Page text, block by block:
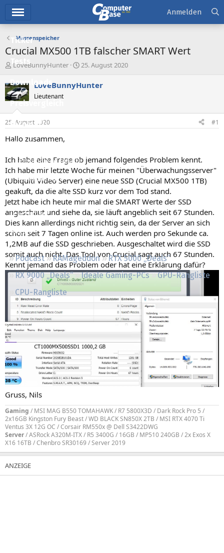
Ticker
Tests
Downloads
Preisvergleich
Forum
Aktuelles
Empfohlene Inhalte
Neue Beiträge
Neueste Aktivitäten
Leserartikel
Regeln
Podcast RAMageddon
RTX 5000 „Deals“
RX 9000 „Deals“
Ideale Gaming-PCs
GPU-Rangliste
CPU-Rangliste
Anmelden
Massenspeicher
Crucial MX500 1TB falscher SMART Wert
E
s
t
e
e
r
LoveBunnyHunter
E
s
t
25. August 2020
LoveBunnyHunter
Lieutenant
25. August 2020 #1
Hallo zusammen,
Ich habe eine Frage ob jemand folgendes Problem kennt.
Ich habe mir letzte Woche für meinen "Überwachungsserver"
(Ubiquiti Video Server) eine neue SSD (Crucial MX500 1TB)
geakuft, da die alte SSD kurz vor dem Tod stand.
Jetzt habe ich heute mir mal die SMART Werte der SSD
angeschaut und siehe da, sie läuft angeblich seit 67 Stunden.
Dies kann allerdings nicht richtig sein, da der Server an sich
schon seit 7 Tagen online ist. Auch werden pro Sekunde ca.
1,2MB auf die SSD geschrieben. Ausgeschaltet wird die SSD
somit auch nicht. Das Tool von Crucial sagt auch 67 Stunden.
Kennt jemand das Problem oder hat eine Erklärung dafür?
Gruss, Nils
Gaming / MSI MAG B550 TOMAHAWK / R7 5800X3D / Dark Rock Pro 5 /
2x16GB Kingston Fury Beast / WD BLACK SN850X 2TB / MSI RTX 4070 Ti
Ventus 3X 12G OC / Corsair RM550x @ Dell S3422DWG
Server/ ASRock A320M-ITX / R5 3400G / 16GB / MP510 240GB / 2x Exos X
X16 16TB / Chenbro SR30169 / Server 2019